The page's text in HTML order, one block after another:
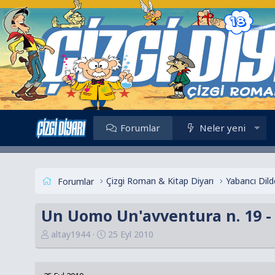
Forumlar Neler yeni
Forumlar Çizgi Roman & Kitap Diyarı Yabancı
Un Uomo Un'avventura n. 19
K
o
altay1944
B
a
25 Eyl 2010